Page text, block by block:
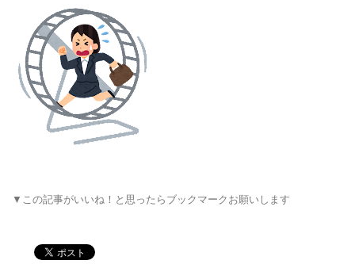
▼この記事がいいね！と思ったらブックマークお願いします